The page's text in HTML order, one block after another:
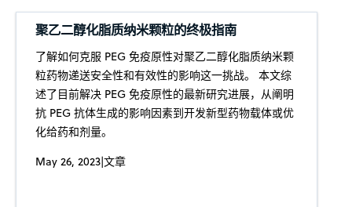
聚乙二醇化脂质纳米颗粒的终极指南
了解如何克服 PEG 免疫原性对聚乙二醇化脂质纳米颗
粒药物递送安全性和有效性的影响这一挑战。 本文综
述了目前解决 PEG 免疫原性的最新研究进展，从阐明
抗 PEG 抗体生成的影响因素到开发新型药物载体或优
化给药和剂量。
May 26, 2023|文章